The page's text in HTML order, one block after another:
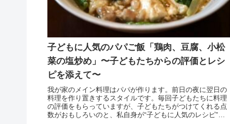
子どもに人気のパパご飯「鶏肉、豆腐、小松
菜の塩炒め」〜子どもたちからの評価とレシ
ピを添えて〜
我が家のメイン料理はパパが作ります。前日の夜に翌日の
料理を作り置きするスタイルです。毎回子どもたちに料理
の評価をもらっていますが、子どもたちがつけてくれる点
数がおもしろいのと、私自身が“子どもに人気のレシピ”を